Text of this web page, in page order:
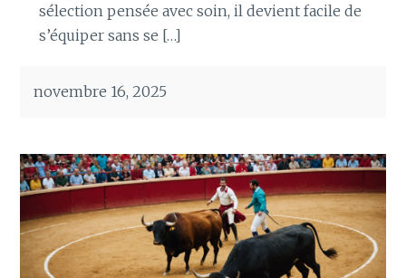
sélection pensée avec soin, il devient facile de
s’équiper sans se […]
novembre 16, 2025